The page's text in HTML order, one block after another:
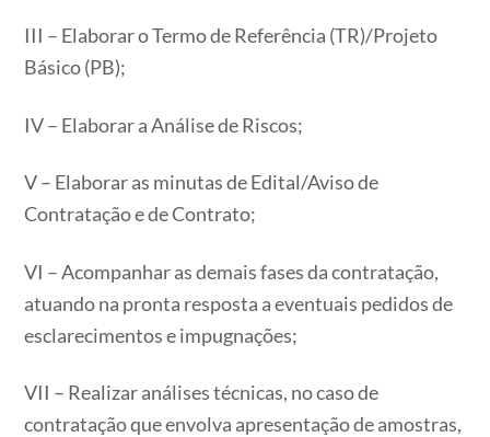
III – Elaborar o Termo de Referência (TR)/Projeto
Básico (PB);
IV – Elaborar a Análise de Riscos;
V – Elaborar as minutas de Edital/Aviso de
Contratação e de Contrato;
VI – Acompanhar as demais fases da contratação,
atuando na pronta resposta a eventuais pedidos de
esclarecimentos e impugnações;
VII – Realizar análises técnicas, no caso de
contratação que envolva apresentação de amostras,